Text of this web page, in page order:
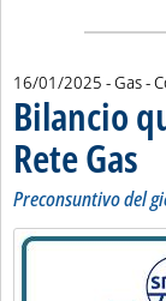
16/01/2025 - Gas -
Bilancio
Rete Gas ..
Preconsuntivo del
Lista allegati